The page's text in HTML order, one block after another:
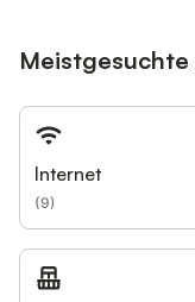
Internet
(9)